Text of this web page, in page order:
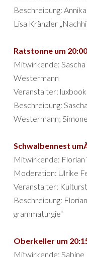
Beschreibung:
Lisa Kränzler
Ratstonne um
Mitwirkende:
Westermann
Veranstalter:
Beschreibung:
Westermann;
Schwalbennest
Mitwirkende: Florian
Moderation: Ulrike
Veranstalter:
Beschreibung:
grammaturgie“
Oberkeller um
Mitwirkende: Sabine